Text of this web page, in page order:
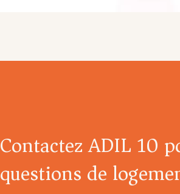
Contactez ADIL 10
questions de